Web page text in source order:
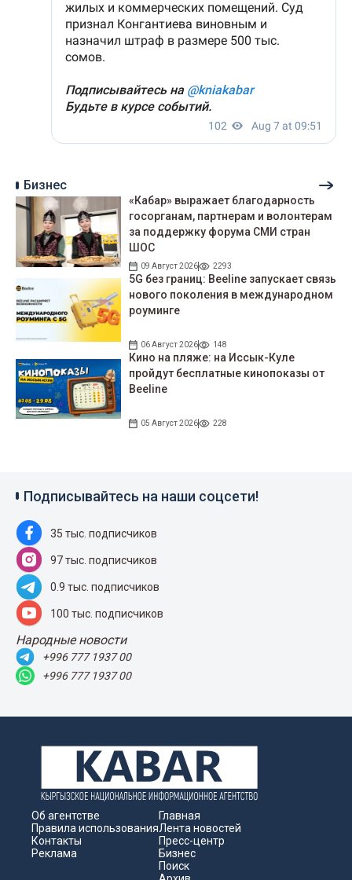
Бизнес
«Кабар» выражает благодарность
госорганам, партнерам и волонтерам
за поддержку форума СМИ стран
ШОС
09 Август 2026 2293
5G без границ: Beeline запускает связь
нового поколения в международном
роуминге
06 Август 2026 148
Кино на пляже: на Иссык-Куле
пройдут беcплатные кинопоказы от
Beeline
05 Август 2026 228
Подписывайтесь на наши соцсети!
35 тыс. подписчиков
97 тыс. подписчиков
0.9 тыс. подписчиков
100 тыс. подписчиков
Народные новости
+996 777 1937 00
+996 777 1937 00
Об агентстве
Правила использования
Контакты
Реклама
Главная
Лента новостей
Пресс-центр
Бизнес
Поиск